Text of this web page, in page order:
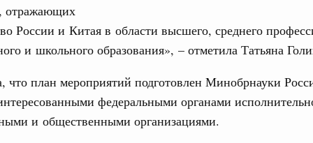
отражающих
России и Китая в области высшего, среднего
и школьного образования», – отметила Татьяна
что план мероприятий подготовлен Минобрнауки
федеральными органами
и общественными организациями.
встрече Президента Киргизии Садыра
заседания Евразийского
комиссии по